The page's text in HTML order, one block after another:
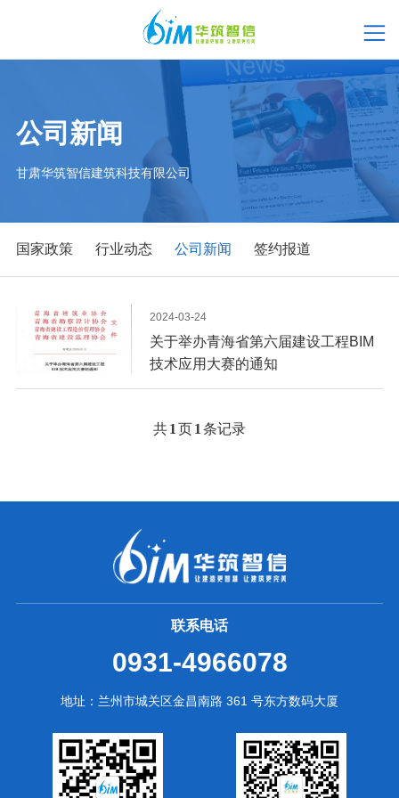
公司新闻
甘肃华筑智信建筑科技有限公司
国家政策 行业动态 公司新闻 签约报道
2024-03-24
关于举办青海省第六届建设工程BIM
技术应用大赛的通知
共1 页1 条记录
联系电话
0931-4966078
地址：兰州市城关区金昌南路 361 号东方数码大厦